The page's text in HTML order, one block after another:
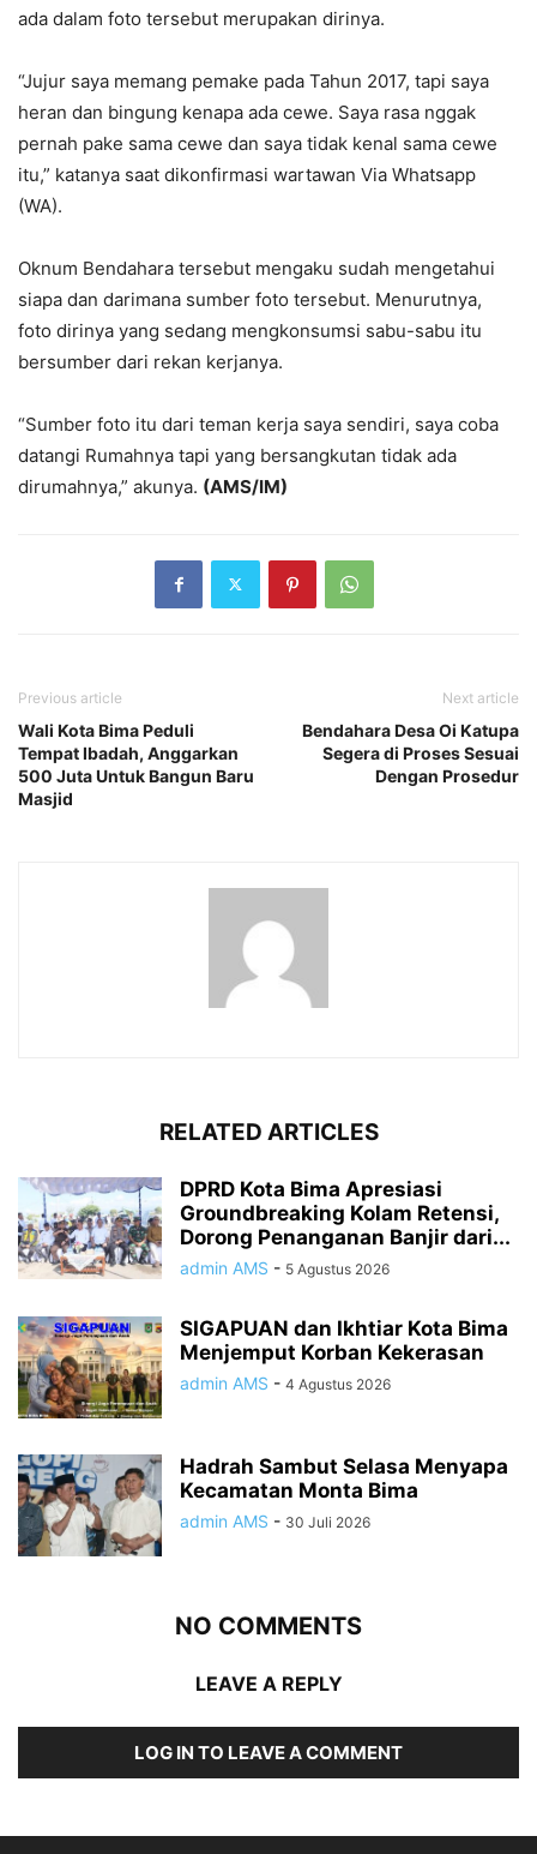
ada dalam foto tersebut merupakan dirinya.
“Jujur saya memang pemake pada Tahun 2017, tapi saya
heran dan bingung kenapa ada cewe. Saya rasa nggak
pernah pake sama cewe dan saya tidak kenal sama cewe
itu,” katanya saat dikonfirmasi wartawan Via Whatsapp
(WA).
Oknum Bendahara tersebut mengaku sudah mengetahui
siapa dan darimana sumber foto tersebut. Menurutnya,
foto dirinya yang sedang mengkonsumsi sabu-sabu itu
bersumber dari rekan kerjanya.
“Sumber foto itu dari teman kerja saya sendiri, saya coba
datangi Rumahnya tapi yang bersangkutan tidak ada
dirumahnya,” akunya. (AMS/IM)
Previous article
Wali Kota Bima Peduli
Tempat Ibadah, Anggarkan
500 Juta Untuk Bangun Baru
Masjid
Next article
Bendahara Desa Oi Katupa
Segera di Proses Sesuai
Dengan Prosedur
RELATED ARTICLES
DPRD Kota Bima Apresiasi
Groundbreaking Kolam Retensi,
Dorong Penanganan Banjir dari...
admin AMS - 5 Agustus 2026
SIGAPUAN dan Ikhtiar Kota Bima
Menjemput Korban Kekerasan
admin AMS - 4 Agustus 2026
Hadrah Sambut Selasa Menyapa
Kecamatan Monta Bima
admin AMS - 30 Juli 2026
NO COMMENTS
LEAVE A REPLY
LOG IN TO LEAVE A COMMENT